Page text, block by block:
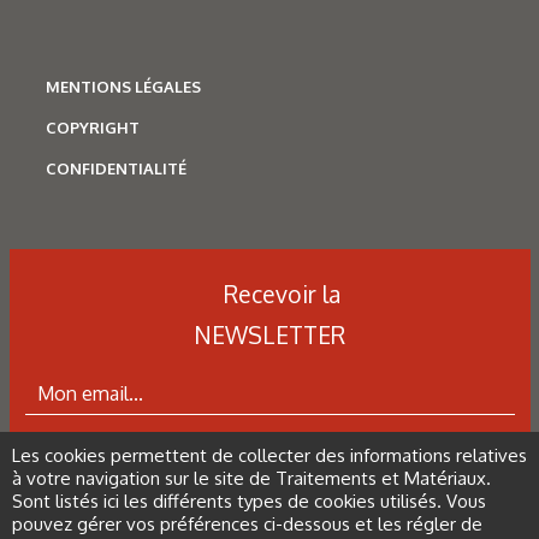
Figure 9 : Morphologie MEB FEG des films anodiques de
différentes anodisations (x 20 000).
Les derniers articles sur ce
thème
MENTIONS LÉGALES
COPYRIGHT
CONFIDENTIALITÉ
Recevoir la
NEWSLETTER
ABONNEZ-VOUS À LA NEWSLETTER
Les cookies permettent de collecter des informations relatives
à votre navigation sur le site de Traitements et Matériaux.
Sont listés ici les différents types de cookies utilisés. Vous
pouvez gérer vos préférences ci-dessous et les régler de